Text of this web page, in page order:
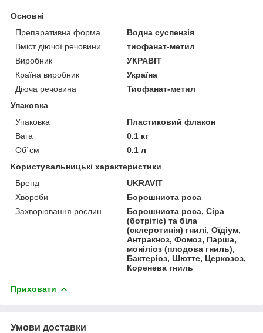
Основні
Препаративна форма
Водна суспензія
Вміст діючої речовини
тиофанат-метил
Виробник
УКРАВІТ
Країна виробник
Україна
Діюча речовина
Тиофанат-метил
Упаковка
Упаковка
Пластиковий флакон
Вага
0.1 кг
Об`єм
0.1 л
Користувальницькі характеристики
Бренд
UKRAVIT
Хвороби
Борошниста роса
Захворювання рослин
Борошниста роса, Сіра
(ботрітіс) та біла
(склеротинія) гнилі, Оїдіум,
Антракноз, Фомоз, Парша,
моніліоз (плодова гниль),
Бактеріоз, Шютте, Церкозоз,
Коренева гниль
Приховати
Умови доставки